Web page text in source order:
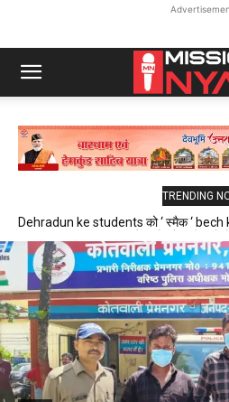
TRENDING
Dehradun ke students को ‘ स्मैक ‘ bech